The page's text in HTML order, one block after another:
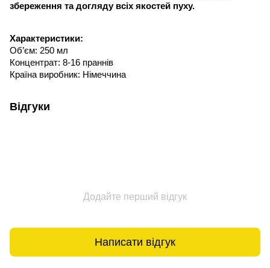
збереження та догляду всіх якостей пуху.
Характеристики:
Об’єм: 250 мл
Концентрат: 8-16 праннів
Країна виробник: Німеччина
Відгуки
Додайте перший відгук
Написати відгук